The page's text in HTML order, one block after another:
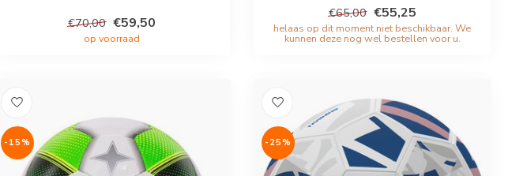
€70,00 €59,50
op voorraad
€65,00 €55,25
helaas op dit moment niet beschikbaar. We
kunnen deze nog wel bestellen voor u.
-15% -25%